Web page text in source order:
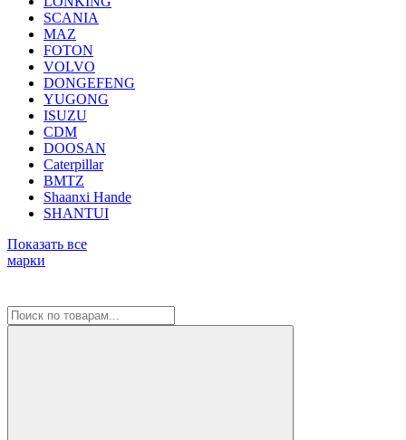
SCANIA
MAZ
FOTON
VOLVO
DONGEFENG
YUGONG
ISUZU
CDM
DOOSAN
Caterpillar
BMTZ
Shaanxi Hande
SHANTUI
Показать все
марки